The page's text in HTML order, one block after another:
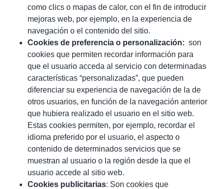
como clics o mapas de calor, con el fin de introducir
mejoras web, por ejemplo, en la experiencia de
navegación o el contenido del sitio.
Cookies de preferencia o personalización: son
cookies que permiten recordar información para
que el usuario acceda al servicio con determinadas
características “personalizadas”, que pueden
diferenciar su experiencia de navegación de la de
otros usuarios, en función de la navegación anterior
que hubiera realizado el usuario en el sitio web.
Estas cookies permiten, por ejemplo, recordar el
idioma preferido por el usuario, el aspecto o
contenido de determinados servicios que se
muestran al usuario o la región desde la que el
usuario accede al sitio web.
Cookies publicitarias: Son cookies que